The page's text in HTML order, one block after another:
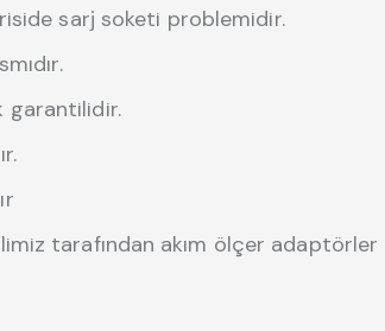
sarj soketi problemidir.
garantilidir.
tarafından akım ölçer adaptörler